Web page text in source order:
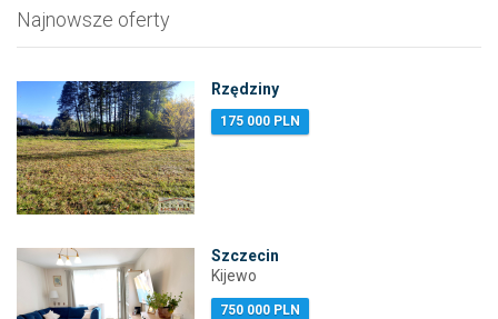
Najnowsze oferty
Rzędziny
175 000 PLN
Szczecin
Kijewo
750 000 PLN